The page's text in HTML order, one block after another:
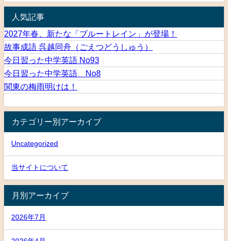
人気記事
2027年春、新たな「ブルートレイン」が登場！
故事成語 呉越同舟（ごえつどうしゅう）
今日習った中学英語 No93
今日習った中学英語 No8
関東の梅雨明けは！
カテゴリー別アーカイブ
Uncategorized
当サイトについて
月別アーカイブ
2026年7月